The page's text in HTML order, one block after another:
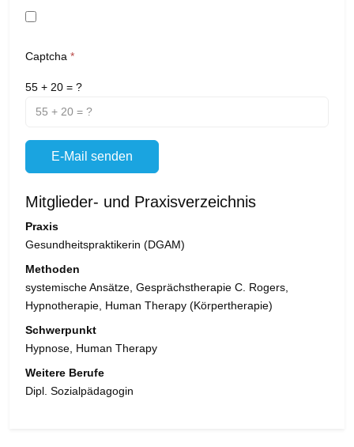
Captcha *
55 + 20 = ?
E-Mail senden
Mitglieder- und Praxisverzeichnis
Praxis
Gesundheitspraktikerin (DGAM)
Methoden
systemische Ansätze, Gesprächstherapie C. Rogers,
Hypnotherapie, Human Therapy (Körpertherapie)
Schwerpunkt
Hypnose, Human Therapy
Weitere Berufe
Dipl. Sozialpädagogin